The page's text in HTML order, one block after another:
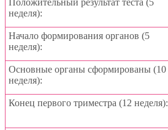
неделя):
Начало формирования органов (5
неделя):
Основные органы сформированы (10
неделя):
Конец первого триместра (12 неделя):